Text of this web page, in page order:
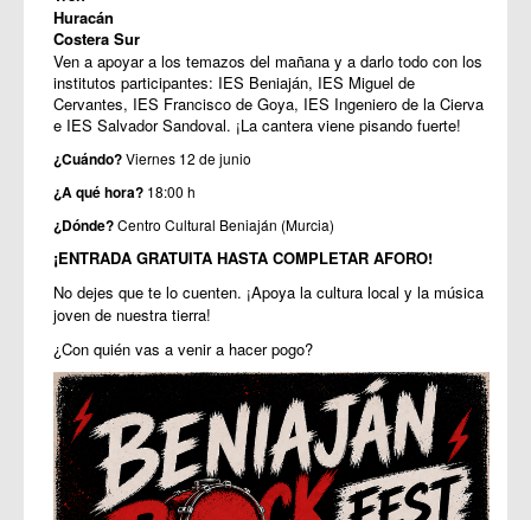
Huracán
Costera Sur
Ven a apoyar a los temazos del mañana y a darlo todo con los
institutos participantes: IES Beniaján, IES Miguel de
Cervantes, IES Francisco de Goya, IES Ingeniero de la Cierva
e IES Salvador Sandoval. ¡La cantera viene pisando fuerte!
¿Cuándo? Viernes 12 de junio
¿A qué hora? 18:00 h
¿Dónde? Centro Cultural Beniaján (Murcia)
¡ENTRADA GRATUITA HASTA COMPLETAR AFORO!
No dejes que te lo cuenten. ¡Apoya la cultura local y la música
joven de nuestra tierra!
¿Con quién vas a venir a hacer pogo?